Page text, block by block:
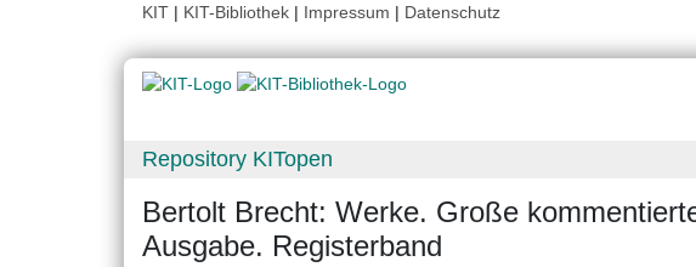
KIT | KIT-Bibliothek | Impressum | Datenschutz
Repository KITopen
Bertolt Brecht: Werke. Große
Ausgabe. Registerband